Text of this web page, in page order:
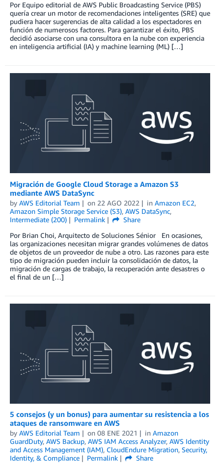
Por Equipo editorial de AWS Public Broadcasting Service (PBS)
quería crear un motor de recomendaciones inteligentes (SRE) que
pudiera hacer sugerencias de alta calidad a los espectadores en
función de numerosos factores. Para garantizar el éxito, PBS
decidió asociarse con una consultora en la nube con experiencia
en inteligencia artificial (IA) y machine learning (ML) […]
Migración de Google Cloud Storage a Amazon S3
mediante AWS DataSync
by AWS Editorial Team on 22 AGO 2022 in Amazon EC2,
Amazon Simple Storage Service (S3), AWS DataSync,
Intermediate (200)
Permalink
Share
Por Brian Choi, Arquitecto de Soluciones Sénior En ocasiones,
las organizaciones necesitan migrar grandes volúmenes de datos
de objetos de un proveedor de nube a otro. Las razones para este
tipo de migración pueden incluir la consolidación de datos, la
migración de cargas de trabajo, la recuperación ante desastres o
el final de un […]
5 consejos (y un bonus) para aumentar su resistencia a los
ataques de ransomware en AWS
by AWS Editorial Team on 08 ENE 2021 in Amazon
GuardDuty, AWS Backup, AWS IAM Access Analyzer, AWS Identity
and Access Management (IAM), CloudEndure Migration, Security,
Identity, & Compliance
Permalink
Share